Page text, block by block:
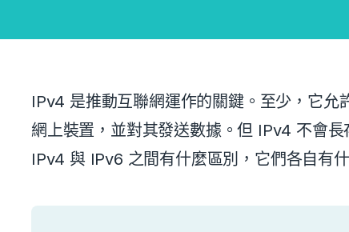
IPv4 是推動互聯網運作的關鍵。至少，它允
網上裝置，並對其發送數據。但 IPv4 不會
IPv4 與 IPv6 之間有什麼區別，它們各自有